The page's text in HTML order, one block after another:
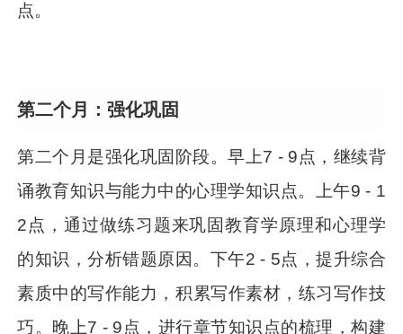
点。
第二个月：强化巩固
第二个月是强化巩固阶段。早上7 - 9点，继续背
诵教育知识与能力中的心理学知识点。上午9 - 1
2点，通过做练习题来巩固教育学原理和心理学
的知识，分析错题原因。下午2 - 5点，提升综合
素质中的写作能力，积累写作素材，练习写作技
巧。晚上7 - 9点，进行章节知识点的梳理，构建